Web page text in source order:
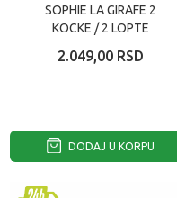
SOPHIE LA GIRAFE 2
KOCKE / 2 LOPTE
2.049,00 RSD
DODAJ U KORPU